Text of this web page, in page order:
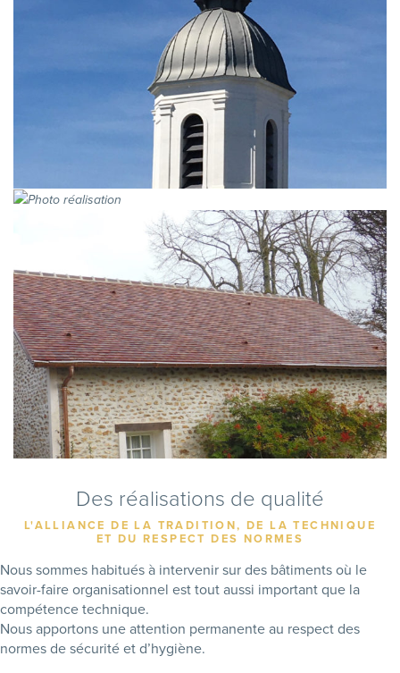
Des réalisations de qualité
L'ALLIANCE DE LA TRADITION, DE LA TECHNIQUE
ET DU RESPECT DES NORMES
Nous sommes habitués à intervenir sur des bâtiments où le
savoir-faire organisationnel est tout aussi important que la
compétence technique.
Nous apportons une attention permanente au respect des
normes de sécurité et d’hygiène.